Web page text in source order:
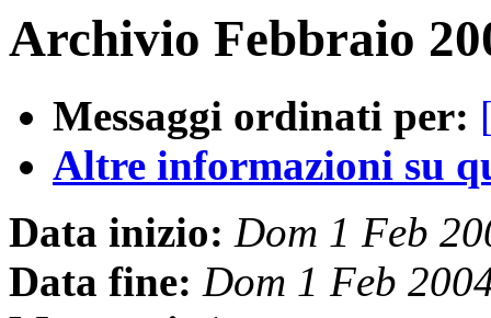
Archivio Febbraio
Messaggi ordinati per:
Altre informazioni su
Data inizio: Dom 1 Feb
Data fine: Dom 1 Feb